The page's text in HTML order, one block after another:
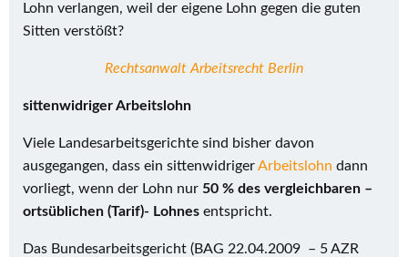
Lohn verlangen, weil der eigene Lohn gegen die guten
Sitten verstößt?
Rechtsanwalt Arbeitsrecht Berlin
sittenwidriger Arbeitslohn
Viele Landesarbeitsgerichte sind bisher davon
ausgegangen, dass ein sittenwidrigerArbeitslohn dann
vorliegt, wenn der Lohn nur 50 % des vergleichbaren –
ortsüblichen (Tarif)- Lohnes entspricht.
Das Bundesarbeitsgericht (BAG 22.04.2009 – 5 AZR